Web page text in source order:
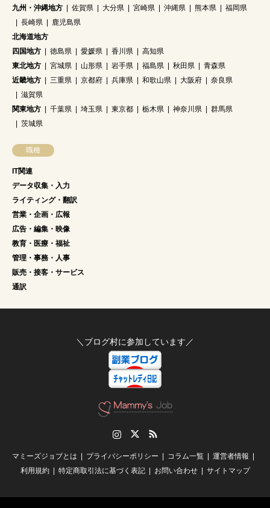
九州・沖縄地方
佐賀県 大分県 宮崎県 沖縄県 熊本県
福岡県
長崎県
鹿児島県
北海道地方
四国地方
徳島県 愛媛県 香川県
高知県
東北地方
宮城県 山形県 岩手県 福島県 秋田県
青森県
近畿地方
三重県 京都府 兵庫県 和歌山県 大阪府
奈良県
滋賀県
関東地方
千葉県 埼玉県 東京都 栃木県 神奈川県
群馬県
茨城県
職種
IT関連
データ収集・入力
ライティング・翻訳
営業・企画・広報
広告・編集・映像
教育・医療・福祉
管理・事務・人事
販売・接客・サービス
通訳
＼ブログ村に参加しています／
マミーズジョブとは プライバシーポリシー コラム一覧
運営者情報
利用規約
特定商取引法に基づく表記 お問い合わせ サイトマップ